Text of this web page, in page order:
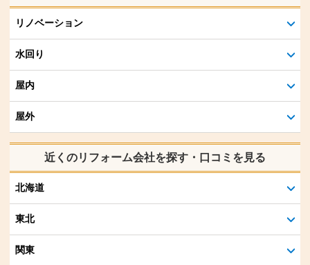
リノベーション
水回り
屋内
屋外
近くのリフォーム会社を探す・口コミを見る
北海道
東北
関東